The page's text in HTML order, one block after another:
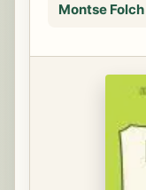
Montse Folch